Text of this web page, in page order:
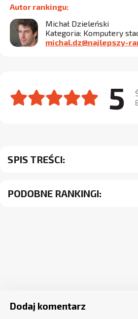
SPIS TREŚCI:
PODOBNE RANKINGI:
Autor rankingu:
Michał Dzieleński
Kategoria: Komputery
michal.dz@najlepszy-
5
Dodaj komentarz